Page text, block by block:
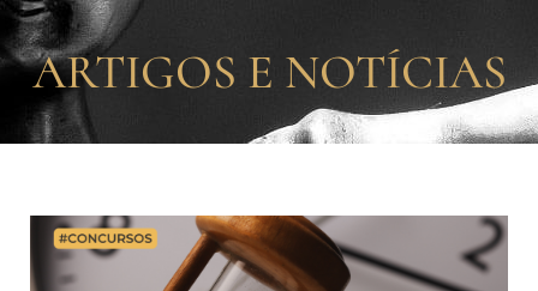
ARTIGOS E NOTÍCIAS